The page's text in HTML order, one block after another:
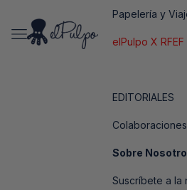
elPulpo
Abrir menú de navegación
Papelería y
elPulpo X RFEF
EDITORIALES
Colaboraciones
Sobre
Suscríbete a la